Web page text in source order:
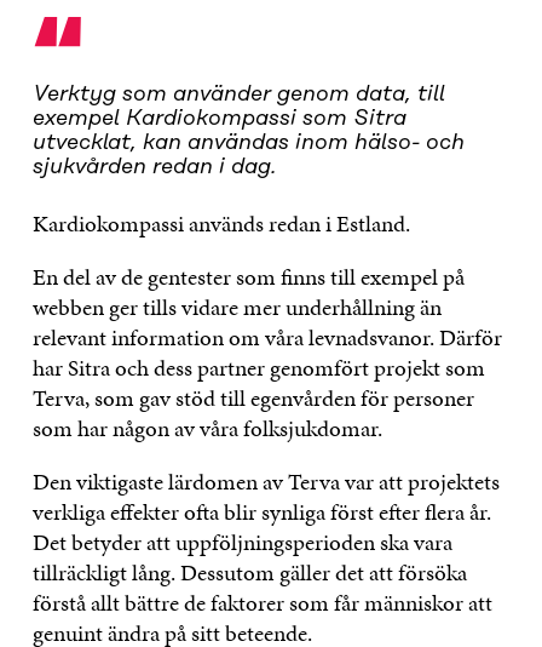
“
Verktyg som använder genom data, till
exempel Kardiokompassi som Sitra
utvecklat, kan användas inom hälso- och
sjukvården redan i dag.
Kardiokompassi används redan i Estland.
En del av de gentester som finns till exempel på
webben ger tills vidare mer underhållning än
relevant information om våra levnadsvanor. Därför
har Sitra och dess partner genomfört projekt som
Terva, som gav stöd till egenvården för personer
som har någon av våra folksjukdomar.
Den viktigaste lärdomen av Terva var att projektets
verkliga effekter ofta blir synliga först efter flera år.
Det betyder att uppföljningsperioden ska vara
tillräckligt lång. Dessutom gäller det att försöka
förstå allt bättre de faktorer som får människor att
genuint ändra på sitt beteende.